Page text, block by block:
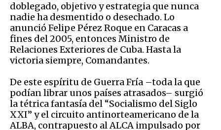
doblegado, objetivo y estrategia que nunca
nadie ha desmentido o desechado. Lo
anunció Felipe Pérez Roque en Caracas a
fines del 2005, entonces Ministro de
Relaciones Exteriores de Cuba. Hasta la
victoria siempre, Comandantes.
De este espíritu de Guerra Fría –toda la que
podían librar unos países atrasados– surgió
la tétrica fantasía del “Socialismo del Siglo
XXI” y el circuito antinorteamericano de la
ALBA, contrapuesto al ALCA impulsado por